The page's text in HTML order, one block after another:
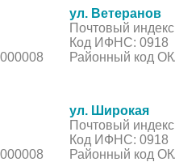
ул. Ветеранов
Почтовый
Код ИФНС: 0918
Районный код
ул. Широкая
Почтовый
Код ИФНС: 0918
Районный код